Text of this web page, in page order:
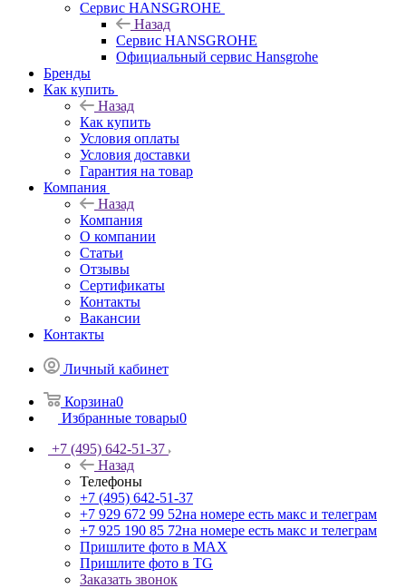
Сервис HANSGROHE
Назад
Сервис HANSGROHE
Официальный сервис Hansgrohe
Бренды
Как купить
Назад
Как купить
Условия оплаты
Условия доставки
Гарантия на товар
Компания
Назад
Компания
О компании
Статьи
Отзывы
Сертификаты
Контакты
Вакансии
Контакты
Личный кабинет
Корзина0
Избранные товары0
+7 (495) 642-51-37
Назад
Телефоны
+7 (495) 642-51-37
+7 929 672 99 52на номере есть макс и телеграм
+7 925 190 85 72на номере есть макс и телеграм
Пришлите фото в MAX
Пришлите фото в TG
Заказать звонок